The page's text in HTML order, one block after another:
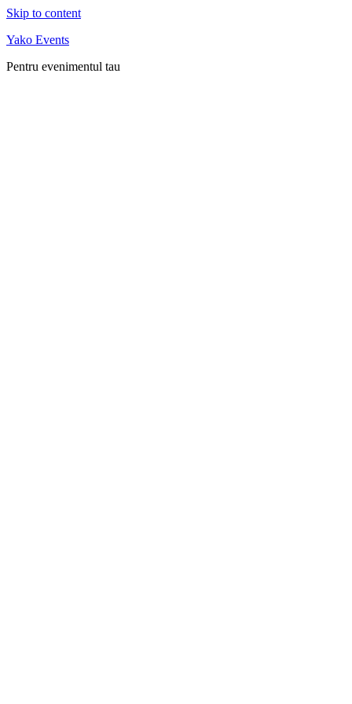
Skip to content
Yako Events
Pentru evenimentul tau